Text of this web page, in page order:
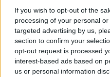
If you wish to opt-out of the
processing of your personal
targeted advertising by us,
section to confirm your
opt-out request is processed
interest-based ads based on
us or personal information
affermato la necessità di
femminili, si sono
significative in un
AUTORE